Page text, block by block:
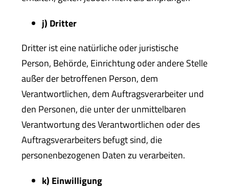
j) Dritter
Dritter ist eine natürliche oder juristische
Person, Behörde, Einrichtung oder andere Stelle
außer der betroffenen Person, dem
Verantwortlichen, dem Auftragsverarbeiter und
den Personen, die unter der unmittelbaren
Verantwortung des Verantwortlichen oder des
Auftragsverarbeiters befugt sind, die
personenbezogenen Daten zu verarbeiten.
k) Einwilligung